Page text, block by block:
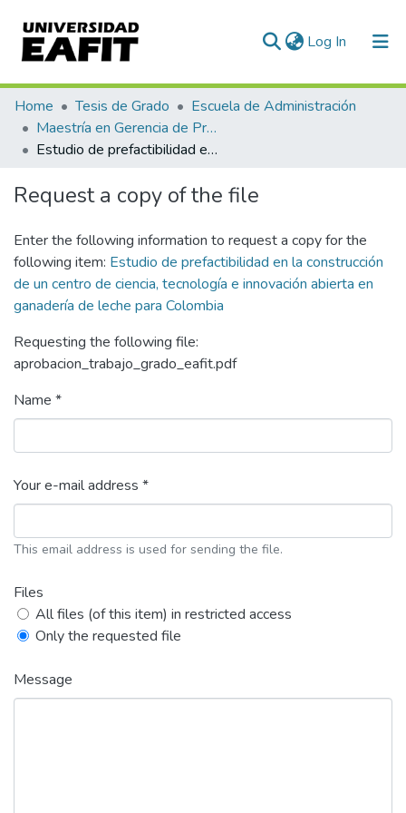
Log In (current)
Communities & Collections
All of DSpace
Home Tesis de Grado
Escuela de Administración
Maestría en Gerencia de Proyectos (Tesis)
Estudio de prefactibilidad en la construcción de un centro de ciencia, tecnología e innovación abierta en ganadería de leche para Colombia
Request a copy of the file
Enter the following information to request a copy for the
following item: Estudio de prefactibilidad en la construcción
de un centro de ciencia, tecnología e innovación abierta en
ganadería de leche para Colombia
Requesting the following file:
aprobacion_trabajo_grado_eafit.pdf
Name *
Your e-mail address *
This email address is used for sending the file.
Files
All files (of this item) in restricted access
Only the requested file
Message